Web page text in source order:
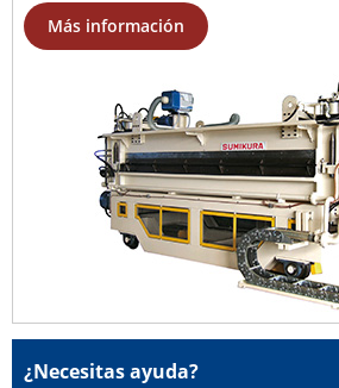
Más información
¿Necesitas ayuda?